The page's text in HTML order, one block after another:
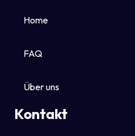
Home
FAQ
Über uns
Kontakt